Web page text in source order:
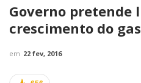
Governo pretende
crescimento do
em 22 fev, 2016